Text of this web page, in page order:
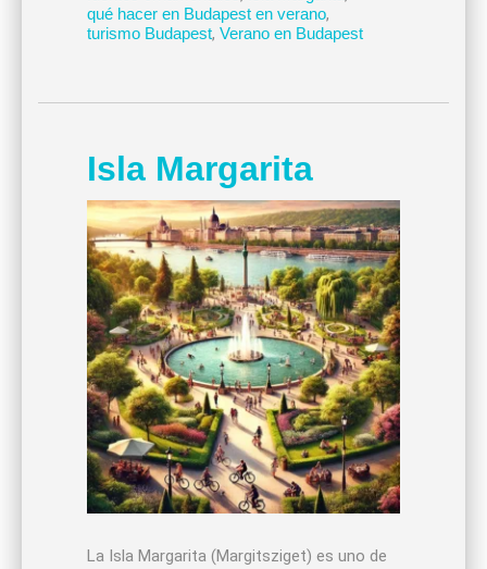
qué hacer en Budapest en verano,
turismo Budapest, Verano en Budapest
Isla Margarita
La Isla Margarita (Margitsziget) es uno de